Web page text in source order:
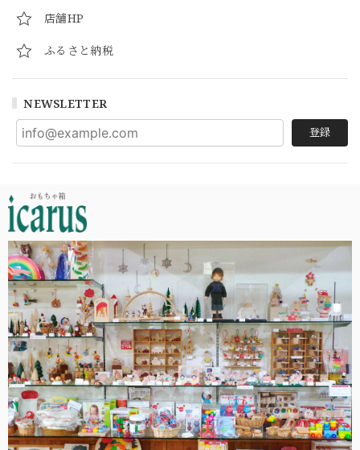
店舗HP
ふるさと納税
NEWSLETTER
登録